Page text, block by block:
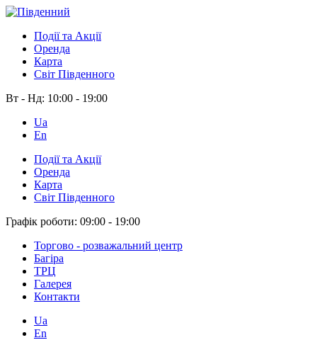
Події та Акції
Оренда
Карта
Світ Південного
Вт - Нд: 10:00 - 19:00
Ua
En
Події та Акції
Оренда
Карта
Світ Південного
Графік роботи: 09:00 - 19:00
Торгово - розважальний центр
Багіра
ТРЦ
Галерея
Контакти
Ua
En